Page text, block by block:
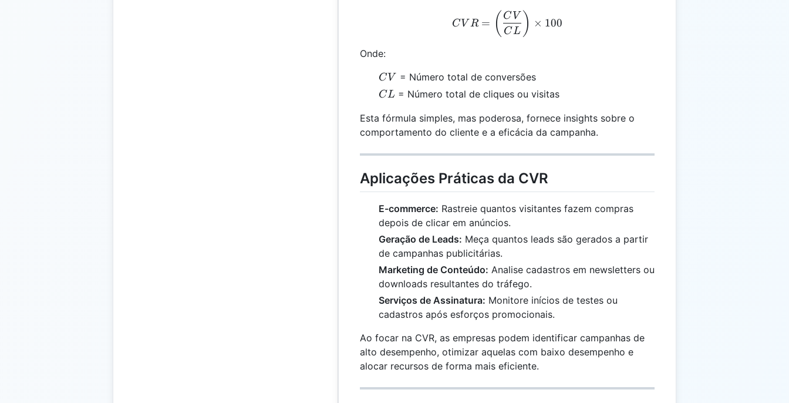
CVR = \left(\frac{CV}{CL}\right) \times 100
CV R = ( CL
C V ) × 100
Onde:
CV
CV = Número total de conversões
CL
CL = Número total de cliques ou visitas
Esta fórmula simples, mas poderosa, fornece insights sobre o
comportamento do cliente e a eficácia da campanha.
Aplicações Práticas da CVR
E-commerce: Rastreie quantos visitantes fazem compras
depois de clicar em anúncios.
Geração de Leads: Meça quantos leads são gerados a partir
de campanhas publicitárias.
Marketing de Conteúdo: Analise cadastros em newsletters ou
downloads resultantes do tráfego.
Serviços de Assinatura: Monitore inícios de testes ou
cadastros após esforços promocionais.
Ao focar na CVR, as empresas podem identificar campanhas de
alto desempenho, otimizar aquelas com baixo desempenho e
alocar recursos de forma mais eficiente.